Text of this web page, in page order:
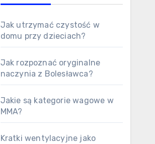
Jak utrzymać czystość w
domu przy dzieciach?
Jak rozpoznać oryginalne
naczynia z Bolesławca?
Jakie są kategorie wagowe w
MMA?
Kratki wentylacyjne jako